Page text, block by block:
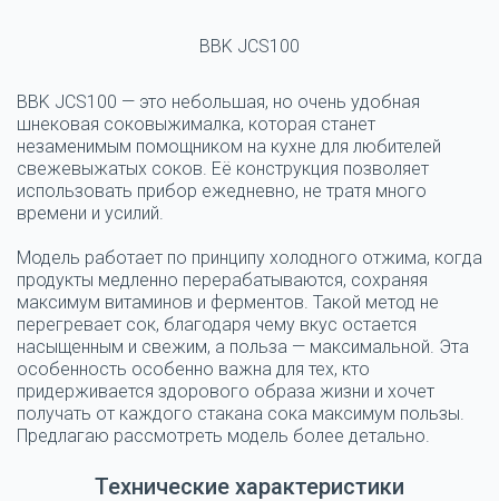
BBK JCS100
BBK JCS100 — это небольшая, но очень удобная
шнековая соковыжималка, которая станет
незаменимым помощником на кухне для любителей
свежевыжатых соков. Её конструкция позволяет
использовать прибор ежедневно, не тратя много
времени и усилий.
Модель работает по принципу холодного отжима, когда
продукты медленно перерабатываются, сохраняя
максимум витаминов и ферментов. Такой метод не
перегревает сок, благодаря чему вкус остается
насыщенным и свежим, а польза — максимальной. Эта
особенность особенно важна для тех, кто
придерживается здорового образа жизни и хочет
получать от каждого стакана сока максимум пользы.
Предлагаю рассмотреть модель более детально.
Технические характеристики